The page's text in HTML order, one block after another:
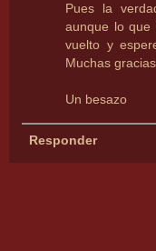
Pues la
aunque lo que
vuelto y
Muchas
Un besazo
Responder